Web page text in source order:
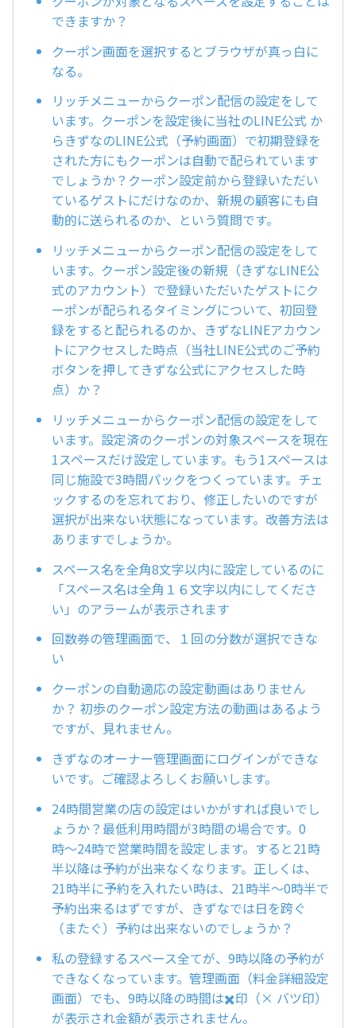
できますか？
クーポン画面を選択するとブラウザが真っ白に
なる。
リッチメニューからクーポン配信の設定をして
います。クーポンを設定後に当社のLINE公式 か
らきずなのLINE公式（予約画面）で初期登録を
された方にもクーポンは自動で配られています
でしょうか？クーポン設定前から登録いただい
ているゲストにだけなのか、新規の顧客にも自
動的に送られるのか、という質問です。
リッチメニューからクーポン配信の設定をして
います。クーポン設定後の新規（きずなLINE公
式のアカウント）で登録いただいたゲストにク
ーポンが配られるタイミングについて、初回登
録をすると配られるのか、きずなLINEアカウン
トにアクセスした時点（当社LINE公式のご予約
ボタンを押してきずな公式にアクセスした時
点）か？
リッチメニューからクーポン配信の設定をして
います。設定済のクーポンの対象スペースを現在
1スペースだけ設定しています。もう1スペースは
同じ施設で3時間パックをつくっています。チェ
ックするのを忘れており、修正したいのですが
選択が出来ない状態になっています。改善方法は
ありますでしょうか。
スペース名を全角8文字以内に設定しているのに
「スペース名は全角１６文字以内にしてくださ
い」のアラームが表示されます
回数券の管理画面で、１回の分数が選択できな
い
クーポンの自動適応の設定動画はありません
か？ 初歩のクーポン設定方法の動画はあるよう
ですが、見れません。
きずなのオーナー管理画面にログインができな
いです。ご確認よろしくお願いします。
24時間営業の店の設定はいかがすれば良いでし
ょうか？最低利用時間が3時間の場合です。0
時〜24時で営業時間を設定します。すると21時
半以降は予約が出来なくなります。正しくは、
21時半に予約を入れたい時は、21時半〜0時半で
予約出来るはずですが、きずなでは日を跨ぐ
（またぐ）予約は出来ないのでしょうか？
私の登録するスペース全てが、9時以降の予約が
できなくなっています。管理画面（料金詳細設定
画面）でも、9時以降の時間は✖️印（× バツ印）
が表示され金額が表示されません。